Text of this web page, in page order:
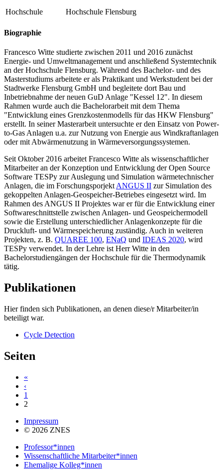
Hochschule Hochschule Flensburg
Biographie
Francesco Witte studierte zwischen 2011 und 2016 zunächst
Energie- und Umweltmanagement und anschließend Systemtechnik
an der Hochschule Flensburg. Während des Bachelor- und des
Masterstudiums arbeitete er als Praktikant und Werkstudent bei der
Stadtwerke Flensburg GmbH und begleitete dort Bau und
Inbetriebnahme der neuen GuD Anlage "Kessel 12". In diesem
Rahmen wurde auch die Bachelorarbeit mit dem Thema
"Entwicklung eines Grenzkostenmodells für das HKW Flensburg"
erstellt. In seiner Masterarbeit untersuchte er den Einsatz von Power-
to-Gas Anlagen u.a. zur Nutzung von Energie aus Windkraftanlagen
oder mit Abwärmenutzung in Wärmeversorgungssystemen.
Seit Oktober 2016 arbeitet Francesco Witte als wissenschaftlicher
Mitarbeiter an der Konzeption und Entwicklung der Open Source
Software TESPy zur Auslegung und Simulation wärmetechnischer
Anlagen, die im Forschungsporjekt ANGUS II zur Simulation des
gekoppelten Anlagen-Geospeicher-Betriebes eingesetzt wird. Im
Rahmen des ANGUS II Projektes war er für die Entwicklung einer
Softwareschnittstelle zwischen Anlagen- und Geospeichermodell
sowie die Erstellung unterschiedlicher Anlagenkonzepte für die
Druckluft- und Wärmespeicherung zuständig. Auch in weiteren
Projekten, z. B. QUAREE 100, ENaQ und IDEAS 2020, wird
TESPy verwendet. In der Lehre ist Herr Witte in den
Bachelorstudiengängen der Hochschule für die Thermodynamik
tätig.
Publikationen
Hier finden sich Publikationen, an denen diese/r Mitarbeiter/in
beteiligt war.
Cycle Detection
Seiten
«
‹
1
2
Impressum
© 2026 ZNES
Professor*innen
Wissenschaftliche Mitarbeiter*innen
Ehemalige Kolleg*innen